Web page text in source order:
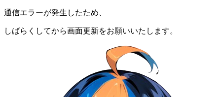
通信エラーが発生したため、
しばらくしてから画面更新をお願いいたします。